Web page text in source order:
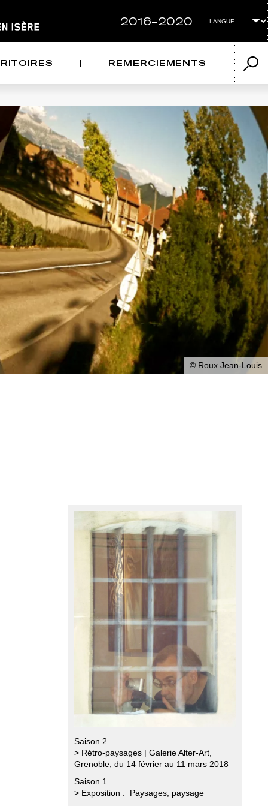
2016-2020
REMERCIEMENTS
© Roux Jean-Louis
Saison 2
> Rétro-paysages | Galerie Alter-Art,
Grenoble, du 14 février au 11 mars 2018
Saison 1
> Exposition : Paysages, paysage